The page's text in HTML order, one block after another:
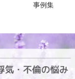
事例集